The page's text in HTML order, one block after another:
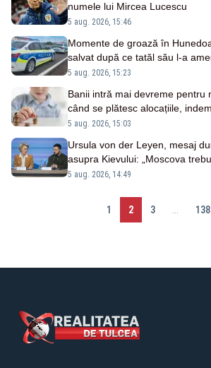
numele lui Mircea Lucescu
5 aug. 2026, 15:46
Momente de groază în
salvat după ce tatăl său l-a
5 aug. 2026, 15:23
Banii intră mai devreme pentru
când se plătesc alocațiile,
persoanelor cu dizabilități
5 aug. 2026, 15:03
Ursula von der Leyen, mesaj
asupra Kievului: „Moscova
5 aug. 2026, 14:49
1 2 3 138